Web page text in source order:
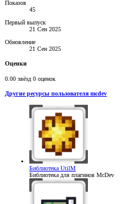
Показов
45
Первый выпуск
21 Сен 2025
Обновление
21 Сен 2025
Оценки
0.00 звёзд 0 оценок
Другие ресурсы пользователя mcdev
Библиотека UtilM
Библиотека для плагинов McDev